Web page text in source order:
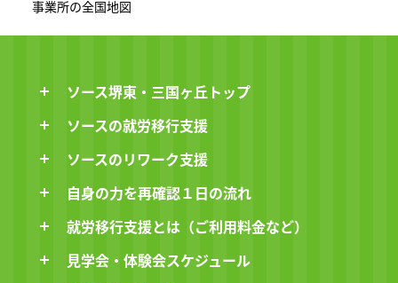
ソース堺東・三国ヶ丘トップ
ソースの就労移行支援
ソースのリワーク支援
自身の力を再確認１日の流れ
就労移行支援とは（ご利用料金など）
見学会・体験会スケジュール